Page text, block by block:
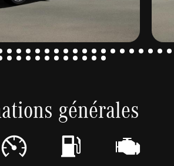
générales